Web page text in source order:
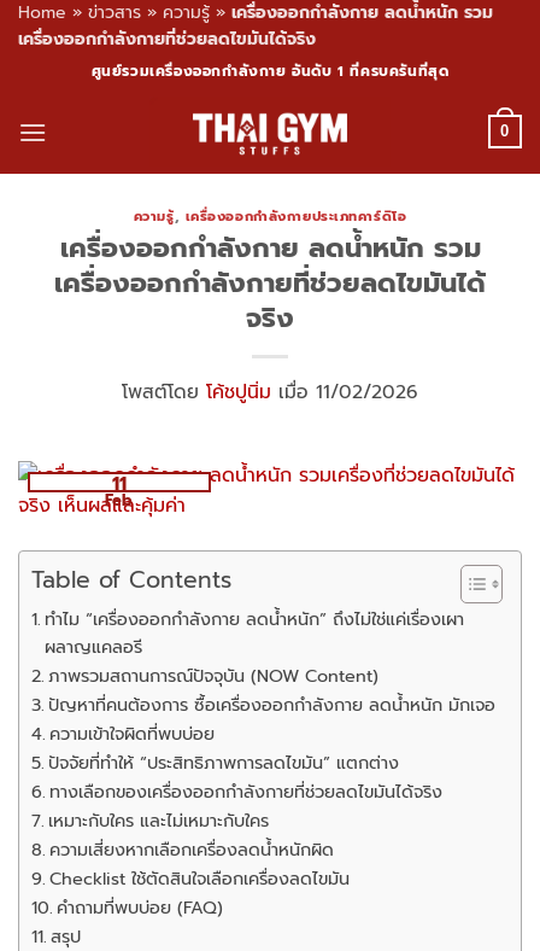
Home » ข่าวสาร » ความรู้ » เครื่องออกกำลังกาย ลดน้ำหนัก รวม
เครื่องออกกำลังกายที่ช่วยลดไขมันได้จริง
content
ศูนย์รวมเครื่องออกกำลังกาย อันดับ 1 ที่ครบครันที่สุด
0
ความรู้, เครื่องออกกำลังกายประเภทคาร์ดิโอ
เครื่องออกกำลังกาย ลดน้ำหนัก รวม
เครื่องออกกำลังกายที่ช่วยลดไขมันได้
จริง
โพสต์โดย โค้ชปูนิ่ม เมื่อ 11/02/2026
11
Feb
Table of Contents
ทำไม “เครื่องออกกำลังกาย ลดน้ำหนัก” ถึงไม่ใช่แค่เรื่องเผา
ผลาญแคลอรี
ภาพรวมสถานการณ์ปัจจุบัน (NOW Content)
ปัญหาที่คนต้องการ ซื้อเครื่องออกกำลังกาย ลดน้ำหนัก มักเจอ
ความเข้าใจผิดที่พบบ่อย
ปัจจัยที่ทำให้ “ประสิทธิภาพการลดไขมัน” แตกต่าง
ทางเลือกของเครื่องออกกำลังกายที่ช่วยลดไขมันได้จริง
เหมาะกับใคร และไม่เหมาะกับใคร
ความเสี่ยงหากเลือกเครื่องลดน้ำหนักผิด
Checklist ใช้ตัดสินใจเลือกเครื่องลดไขมัน
คำถามที่พบบ่อย (FAQ)
สรุป